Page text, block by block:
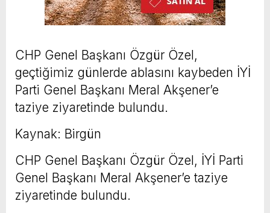
CHP Genel Başkanı Özgür Özel,
geçtiğimiz günlerde ablasını kaybeden İYİ
Parti Genel Başkanı Meral Akşener’e
taziye ziyaretinde bulundu.
Kaynak: Birgün
CHP Genel Başkanı Özgür Özel, İYİ Parti
Genel Başkanı Meral Akşener’e taziye
ziyaretinde bulundu.